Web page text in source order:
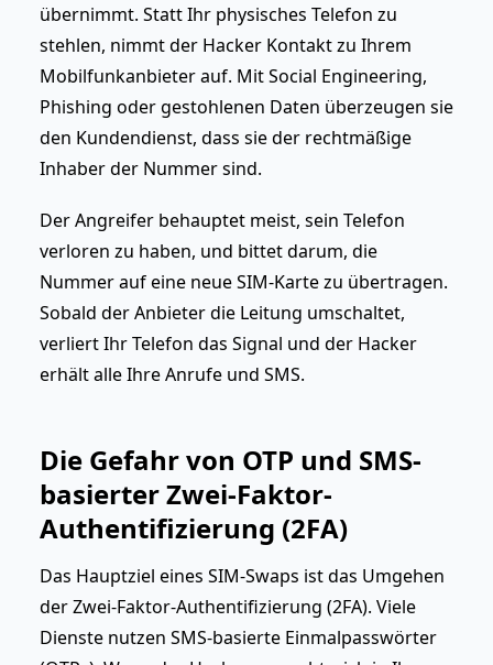
übernimmt. Statt Ihr physisches Telefon zu
stehlen, nimmt der Hacker Kontakt zu Ihrem
Mobilfunkanbieter auf. Mit Social Engineering,
Phishing oder gestohlenen Daten überzeugen sie
den Kundendienst, dass sie der rechtmäßige
Inhaber der Nummer sind.
Der Angreifer behauptet meist, sein Telefon
verloren zu haben, und bittet darum, die
Nummer auf eine neue SIM-Karte zu übertragen.
Sobald der Anbieter die Leitung umschaltet,
verliert Ihr Telefon das Signal und der Hacker
erhält alle Ihre Anrufe und SMS.
Die Gefahr von OTP und SMS-
basierter Zwei-Faktor-
Authentifizierung (2FA)
Das Hauptziel eines SIM-Swaps ist das Umgehen
der Zwei-Faktor-Authentifizierung (2FA). Viele
Dienste nutzen SMS-basierte Einmalpasswörter